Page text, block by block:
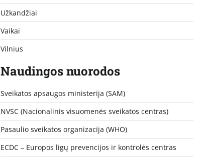
Užkandžiai
Vaikai
Vilnius
Naudingos nuorodos
Sveikatos apsaugos ministerija (SAM)
NVSC (Nacionalinis visuomenės sveikatos centras)
Pasaulio sveikatos organizacija (WHO)
ECDC – Europos ligų prevencijos ir kontrolės centras